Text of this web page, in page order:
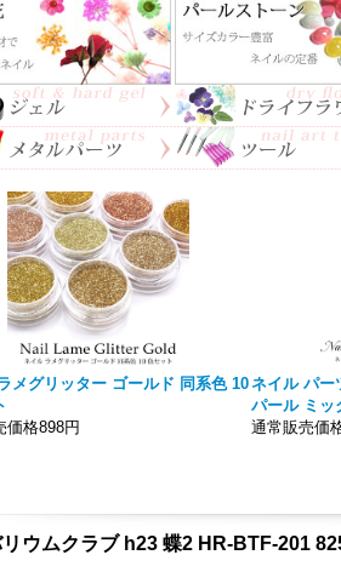
メグリッター ゴールド 同系色 10
価格898円
ネイル パー
パール ミッ
通常販売価
ウムクラブ h23 蝶2 HR-BTF-201